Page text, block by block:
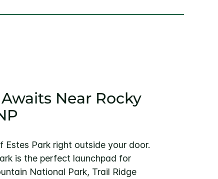
Near Rocky
Estes Park right outside your door.
is the perfect launchpad for
National Park, Trail Ridge